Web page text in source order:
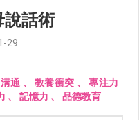
說話術
29
溝通 、教養衝突 、專注力
、 記憶力 、 品德教育